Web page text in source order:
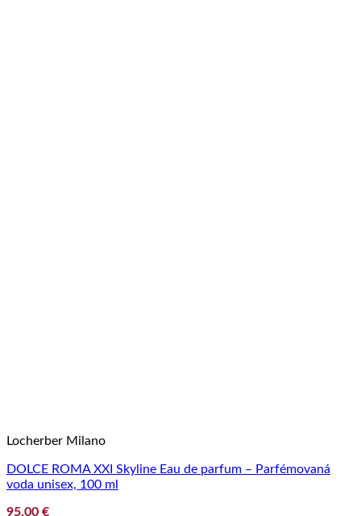
Locherber Milano
DOLCE ROMA XXI Skyline Eau de parfum – Parfémovaná
voda unisex, 100 ml
95,00 €